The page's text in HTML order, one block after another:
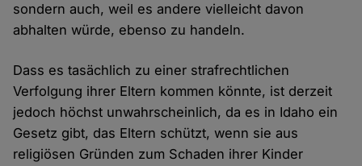
sondern auch, weil es andere vielleicht davon
abhalten würde, ebenso zu handeln.
Dass es tasächlich zu einer strafrechtlichen
Verfolgung ihrer Eltern kommen könnte, ist derzeit
jedoch höchst unwahrscheinlich, da es in Idaho ein
Gesetz gibt, das Eltern schützt, wenn sie aus
religiösen Gründen zum Schaden ihrer Kinder